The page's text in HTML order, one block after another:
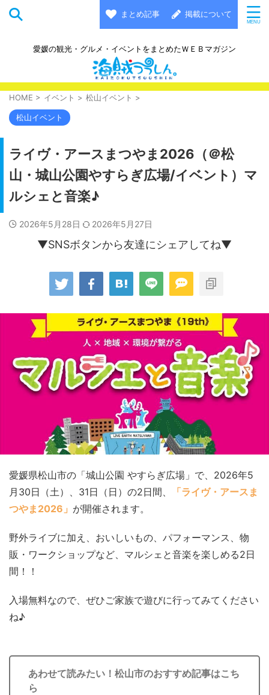
まとめ記事 掲載について
愛媛の観光・グルメ・イベントをまとめたＷＥＢマガジン
HOME > イベント > 松山イベント >
松山イベント
ライヴ・アースまつやま2026（＠松
山・城山公園やすらぎ広場/イベント）マ
ルシェと音楽♪
2026年5月28日 2026年5月27日
▼SNSボタンから友達にシェアしてね▼
愛媛県松山市の「城山公園 やすらぎ広場」で、2026年5
月30日（土）、31日（日）の2日間、
「ライヴ・アースま
つやま2026」 が開催されます。
野外ライブに加え、おいしいもの、パフォーマンス、物
販・ワークショップなど、マルシェと音楽を楽しめる2日
間！！
入場無料なので、ぜひご家族で遊びに行ってみてください
ね♪
あわせて読みたい！松山市のおすすめ記事はこち
ら